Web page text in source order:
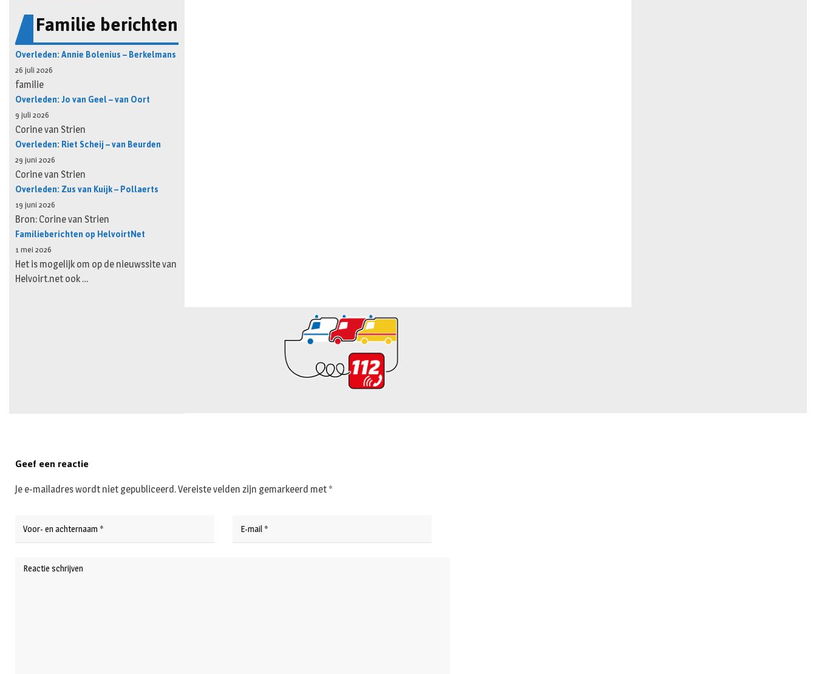
Familie berichten
Overleden: Annie Bolenius – Berkelmans
26 juli 2026
familie
Overleden: Jo van Geel – van Oort
9 juli 2026
Corine van Strien
Overleden: Riet Scheij – van Beurden
29 juni 2026
Corine van Strien
Overleden: Zus van Kuijk – Pollaerts
19 juni 2026
Bron: Corine van Strien
Familieberichten op HelvoirtNet
1 mei 2026
Het is mogelijk om op de nieuwssite van
Helvoirt.net ook …
Geef een reactie
Je e-mailadres wordt niet gepubliceerd.Vereiste velden zijn gemarkeerd met *